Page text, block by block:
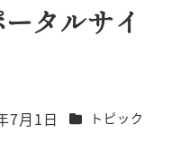
タルサイ
7月1日 カテゴリー
トピック